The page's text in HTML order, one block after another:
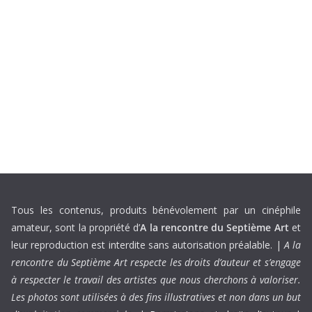
Tous les contenus, produits bénévolement par un cinéphile
amateur, sont la propriété d’A la rencontre du Septième Art et
leur reproduction est interdite sans autorisation préalable. |A la
rencontre du Septième Art respecte les droits d’auteur et s’engage
à respecter le travail des artistes que nous cherchons à valoriser.
Les photos sont utilisées à des fins illustratives et non dans un but